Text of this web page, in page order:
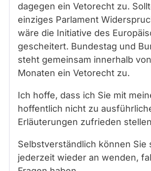
dagegen ein Vetorecht zu.
einziges Parlament
wäre die Initiative des
gescheitert. Bundestag und
steht gemeinsam innerhalb
Monaten ein Vetorecht zu.
Ich hoffe, dass ich Sie mit
hoffentlich nicht zu
Erläuterungen zufrieden
Selbstverständlich können Sie
jederzeit wieder an wenden,